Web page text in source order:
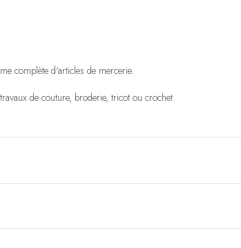
complète d'articles de mercerie.
de couture, broderie, tricot ou crochet.